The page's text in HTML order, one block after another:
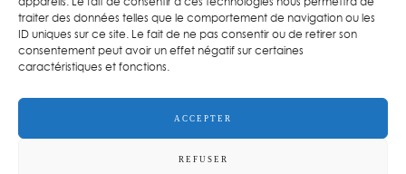
traiter des données telles que le comportement de navigation ou les
ID uniques sur ce site. Le fait de ne pas consentir ou de retirer son
consentement peut avoir un effet négatif sur certaines
caractéristiques et fonctions.
ACCEPTER
REFUSER